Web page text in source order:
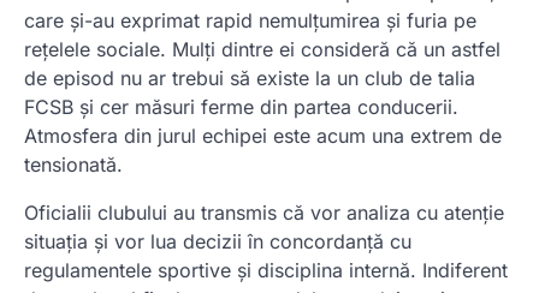
care și-au exprimat rapid nemulțumirea și furia pe
rețelele sociale. Mulți dintre ei consideră că un astfel
de episod nu ar trebui să existe la un club de talia
FCSB și cer măsuri ferme din partea conducerii.
Atmosfera din jurul echipei este acum una extrem de
tensionată.
Oficialii clubului au transmis că vor analiza cu atenție
situația și vor lua decizii în concordanță cu
regulamentele sportive și disciplina internă. Indiferent